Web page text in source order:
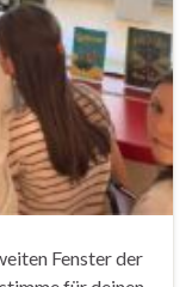
Fenster der